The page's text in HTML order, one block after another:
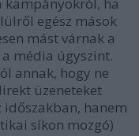
kampányokról, ha
egész mások
mást várnak a
média úgyszint.
annak, hogy ne
üzeneteket
hanem
síkon mozgó)